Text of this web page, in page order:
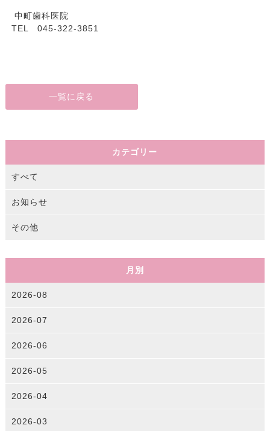
中町歯科医院
TEL 045-322-3851
一覧に戻る
カテゴリー
すべて
お知らせ
その他
月別
2026-08
2026-07
2026-06
2026-05
2026-04
2026-03